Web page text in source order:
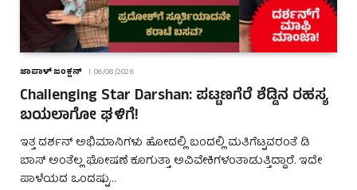
ಜಾಪಾಳ್ ಜಂಕ್ಷನ್ 06/08/2026
Challenging Star Darshan: ಪಟ್ಟಣಗೆರೆ ಶೆಡ್ಡಿನ ರಹಸ್ಯ
ಬಯಲಾಗೋ ಘಳಿಗೆ!
ಇತ್ತ ದರ್ಶನ್ ಅಭಿಮಾನಿಗಳು ಹೋದಲ್ಲಿ ಬಂದಲ್ಲಿ ಮತಿಗೆಟ್ಟವರಂತೆ ಡಿ
ಬಾಸ್ ಅಂತೆಲ್ಲ ಘೋಷಣೆ ಕೂಗುತ್ತಾ ಅವಿವೇಕಿಗಳಂತಾಡುತ್ತಿದ್ದಾರೆ. ಇದೇ
ಪಾಳೆಯದ ಒಂದಷ್ಟು…